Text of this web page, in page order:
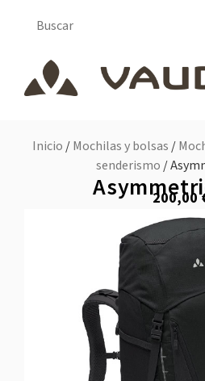
Inicio /Mochilas y bolsas /
senderismo /
200,00